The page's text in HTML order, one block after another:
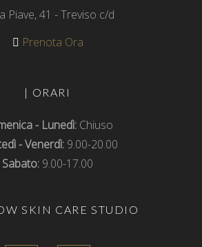
Piave, 41 - Treviso c/d
Prenota Ora
| ORARI
- Lunedì: Chiuso
- Venerdì: 9.00-20.00
Sabato: 9.00-17.00
SKIN CARE STUDIO